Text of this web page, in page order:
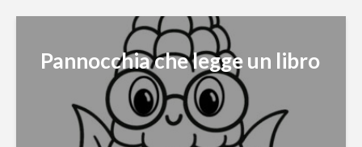
Pannocchia che legge un libro